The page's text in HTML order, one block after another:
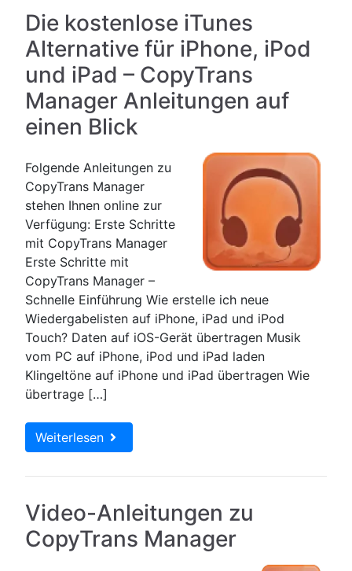
Die kostenlose iTunes
Alternative für iPhone, iPod
und iPad – CopyTrans
Manager Anleitungen auf
einen Blick
Folgende Anleitungen zu
CopyTrans Manager
stehen Ihnen online zur
Verfügung: Erste Schritte
mit CopyTrans Manager
Erste Schritte mit
CopyTrans Manager –
Schnelle Einführung Wie erstelle ich neue
Wiedergabelisten auf iPhone, iPad und iPod
Touch? Daten auf iOS-Gerät übertragen Musik
vom PC auf iPhone, iPod und iPad laden
Klingeltöne auf iPhone und iPad übertragen Wie
übertrage […]
Weiterlesen
Video-Anleitungen zu
CopyTrans Manager